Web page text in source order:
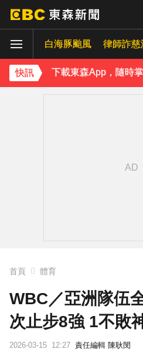
白海豚颱風 律師詐慈
快訊
下載東森App，隨時
下載東森App，隨時
首頁 體育
WBC／亞洲隊伍
次止步8強 1不敗
2026-03-15 12:27 責任編輯 陳耿閔